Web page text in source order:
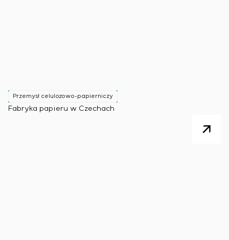
Przemysł celulozowo-papierniczy
Fabryka papieru w Czechach